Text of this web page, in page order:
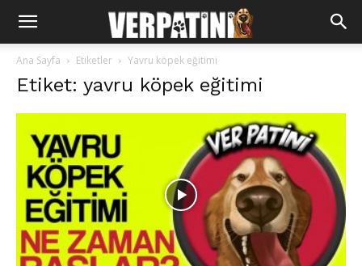
Ana Sayfa Etiketler Yavru köpek eğitimi
Etiket: yavru köpek eğitimi